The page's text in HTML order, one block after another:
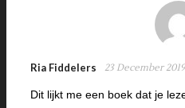
Ria Fiddelers 23 December
Dit lijkt me een boek dat je